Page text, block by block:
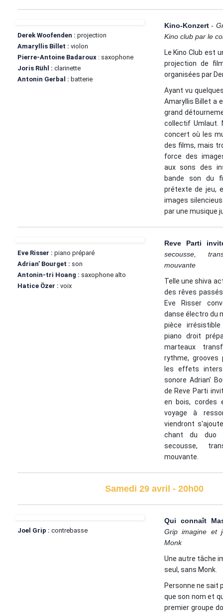
Derek Woofenden : projection
Amaryllis Billet : violon
Pierre-Antoine Badaroux : saxophone
Joris Rühl : clarinette
Antonin Gerbal : batterie
Kino-Konzert-
Kino club par le
Le Kino Club est
projection de
organisées par
Ayant vu
Amaryllis Billet a
grand
collectif Umlaut.
concert où les
des films, mais
force des
aux sons des
bande son du
prétexte de jeu,
images
par une musique
Eve Risser : piano préparé
Adrian’ Bourget : son
Antonin-tri Hoang : saxophone alto
Hatice Özer : voix
Reve Parti
secousse,
mouvante
Telle une shiva
des rêves
Eve Risser
danse électro du
pièce
piano droit
marteaux
rythme, grooves
les effets
sonore Adrian’
de Reve Parti
en bois, cordes
voyage à
viendront
chant du duo
secousse,
mouvante.
Samedi 29 avril - 20h00
Joel Grip : contrebasse
Qui connaît
Grip imagine et
Monk
Une autre tâche
seul, sans Monk.
Personne ne sait
que son nom et
premier groupe